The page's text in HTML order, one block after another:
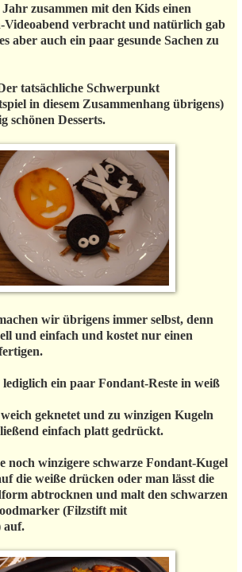
zusammen mit den Kids einen
Videoabend verbracht und natürlich gab
aber auch ein paar gesunde Sachen zu
tatsächliche Schwerpunkt
in diesem Zusammenhang übrigens)
schönen Desserts.
wir übrigens immer selbst, denn
und einfach und kostet nur einen
ein paar Fondant-Reste in weiß
geknetet und zu winzigen Kugeln
einfach platt gedrückt.
noch winzigere schwarze Fondant-Kugel
die weiße drücken oder man lässt die
abtrocknen und malt den schwarzen
(Filzstift mit
auf.